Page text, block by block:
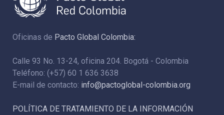
Oficinas de Pacto Global Colombia:
Calle 93 No. 13-24, oficina 204. Bogotá - Colombia
Teléfono: (+57) 60 1 636 3638
E-mail de contacto: info@pactoglobal-colombia.org
POLÍTICA DE TRATAMIENTO DE LA INFORMACIÓN